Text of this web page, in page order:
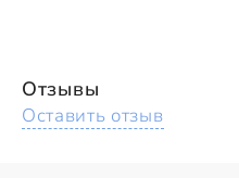
Отзывы
Оставить отзыв